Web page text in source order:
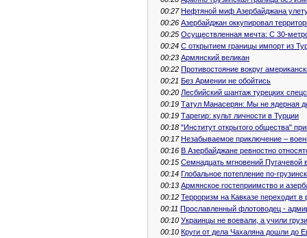
00:27 Нефтяной миф Азербайджана
00:26 Азербайджан оккупировал
00:25 Осуществленная мечта: С 30-
00:24 С открытием границы импорт из
00:23 Армянский великан
00:22 Противостояние вокруг
00:21 Без Армении не обойтись
00:20 Лесбийский шантаж турецких
00:19 Татул Манасерян: Мы не ядерная
00:19 Тарегир: культ личности в Турции
00:18 "Институт открытого общества"
00:17 Незабываемое приключение –
00:16 В Азербайджане ревностно
00:15 Семнадцать мгновений Пугачевой
00:14 Глобальное потепление по-
00:13 Армянское гостеприимство и
00:12 Терроризм на Кавказе переходит
00:11 Прославленный флотоводец -
00:10 Украинцы не воевали, а учили
00:10 Круги от дела Чахаляна дошли до